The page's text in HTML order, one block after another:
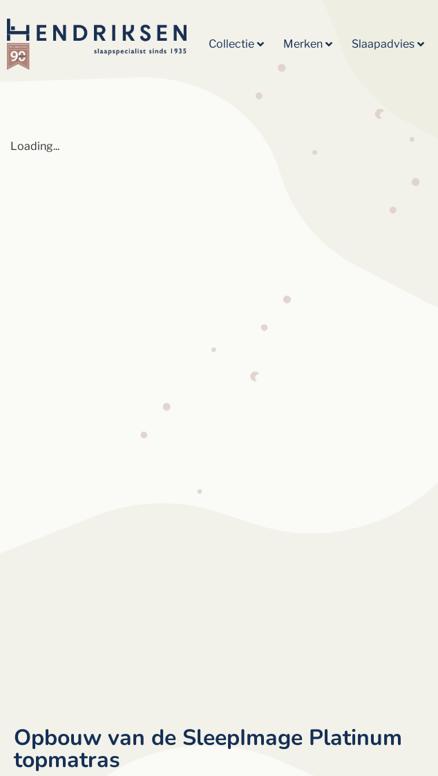
Collectie Merken Slaapadvies
Loading...
Opbouw van de SleepImage Platinum
topmatras